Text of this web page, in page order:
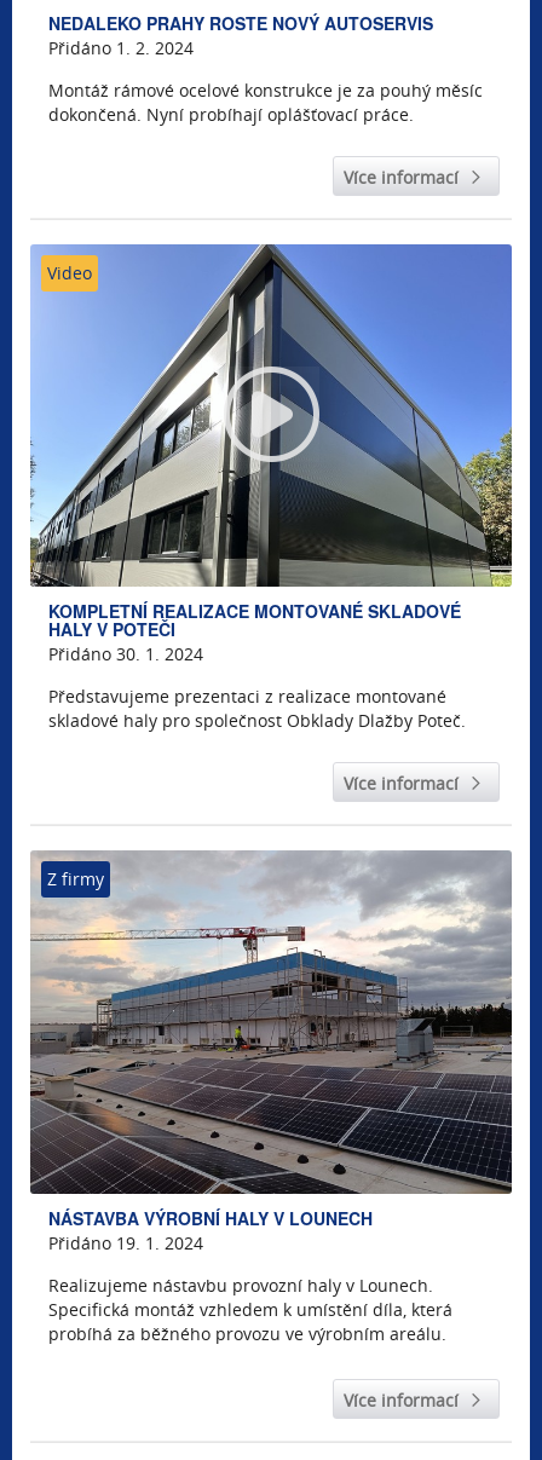
NEDALEKO PRAHY ROSTE NOVÝ AUTOSERVIS
Přidáno 1. 2. 2024
Montáž rámové ocelové konstrukce je za pouhý měsíc
dokončená. Nyní probíhají oplášťovací práce.
Více informací
Video
KOMPLETNÍ REALIZACE MONTOVANÉ SKLADOVÉ
HALY V POTEČI
Přidáno 30. 1. 2024
Představujeme prezentaci z realizace montované
skladové haly pro společnost Obklady Dlažby Poteč.
Více informací
Z firmy
NÁSTAVBA VÝROBNÍ HALY V LOUNECH
Přidáno 19. 1. 2024
Realizujeme nástavbu provozní haly v Lounech.
Specifická montáž vzhledem k umístění díla, která
probíhá za běžného provozu ve výrobním areálu.
Více informací